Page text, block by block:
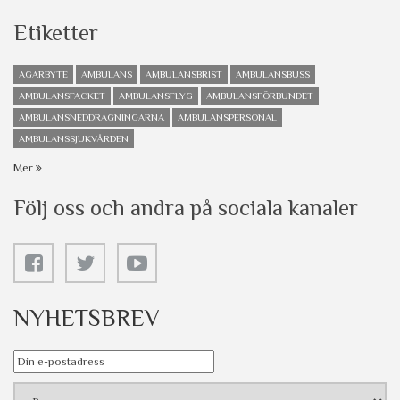
Etiketter
ÄGARBYTE AMBULANS AMBULANSBRIST
AMBULANSBUSS
AMBULANSFACKET
AMBULANSFLYG
AMBULANSFÖRBUNDET
AMBULANSNEDDRAGNINGARNA
AMBULANSPERSONAL
AMBULANSSJUKVÅRDEN
Mer
Följ oss och andra på sociala kanaler
NYHETSBREV